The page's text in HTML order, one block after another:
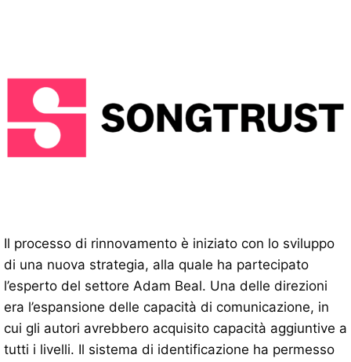
Il processo di rinnovamento è iniziato con lo sviluppo
di una nuova strategia, alla quale ha partecipato
l’esperto del settore Adam Beal. Una delle direzioni
era l’espansione delle capacità di comunicazione, in
cui gli autori avrebbero acquisito capacità aggiuntive a
tutti i livelli. Il sistema di identificazione ha permesso